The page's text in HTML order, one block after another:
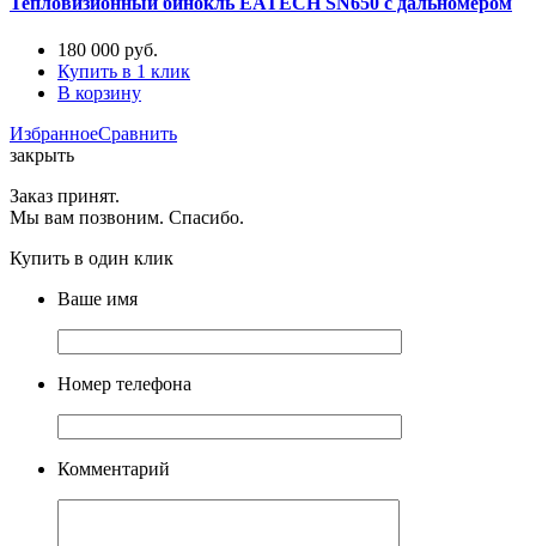
180 000 руб.
Купить в 1 клик
В корзину
ИзбранноеСравнить
закрыть
Заказ принят.
Мы вам позвоним. Спасибо.
Купить в один клик
Ваше имя
Номер телефона
Комментарий